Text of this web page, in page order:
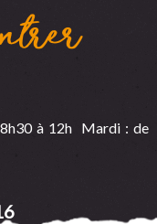
8h30 à 12h Mardi : de